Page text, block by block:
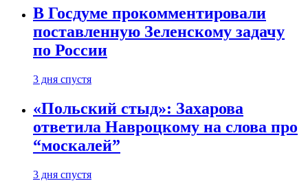
В Госдуме прокомментировали
поставленную Зеленскому задачу
по России
3 дня спустя
«Польский стыд»: Захарова
ответила Навроцкому на слова про
“москалей”
3 дня спустя